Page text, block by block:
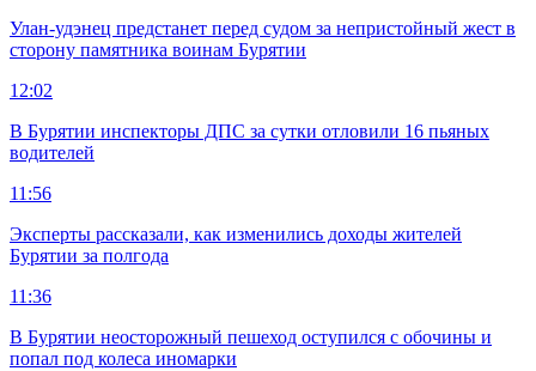
Улан-удэнец предстанет перед судом за непристойный жест в
сторону памятника воинам Бурятии
12:02
В Бурятии инспекторы ДПС за сутки отловили 16 пьяных
водителей
11:56
Эксперты рассказали, как изменились доходы жителей
Бурятии за полгода
11:36
В Бурятии неосторожный пешеход оступился с обочины и
попал под колеса иномарки